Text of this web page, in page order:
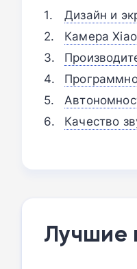
Дизайн и
Камера
Качество
Лучшие